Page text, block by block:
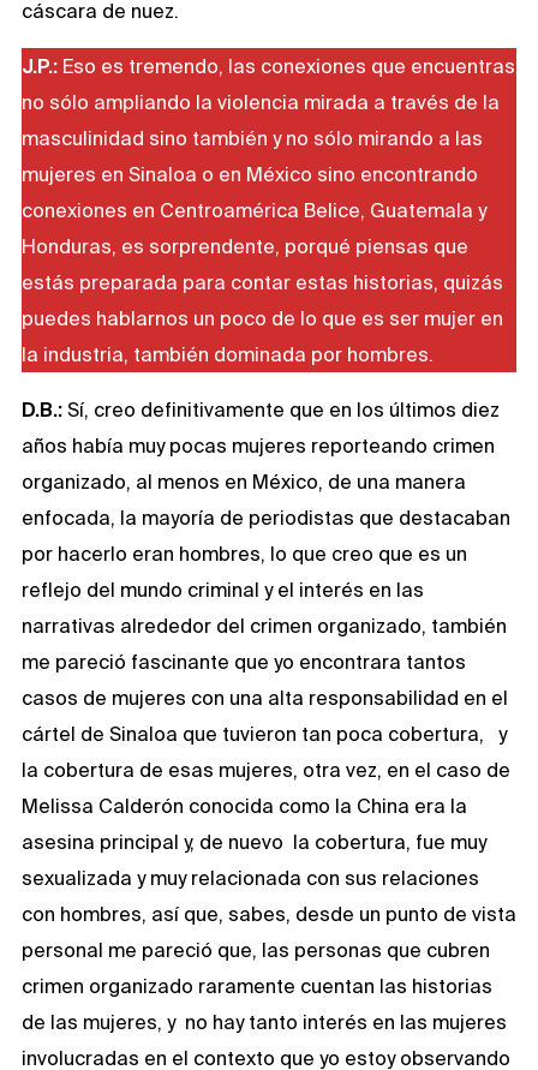
cáscara de nuez.
J.P.: Eso es tremendo, las conexiones que encuentras
no sólo ampliando la violencia mirada a través de la
masculinidad sino también y no sólo mirando a las
mujeres en Sinaloa o en México sino encontrando
conexiones en Centroamérica Belice, Guatemala y
Honduras, es sorprendente, porqué piensas que
estás preparada para contar estas historias, quizás
puedes hablarnos un poco de lo que es ser mujer en
la industria, también dominada por hombres.
D.B.: Sí, creo definitivamente que en los últimos diez
años había muy pocas mujeres reporteando crimen
organizado, al menos en México, de una manera
enfocada, la mayoría de periodistas que destacaban
por hacerlo eran hombres, lo que creo que es un
reflejo del mundo criminal y el interés en las
narrativas alrededor del crimen organizado, también
me pareció fascinante que yo encontrara tantos
casos de mujeres con una alta responsabilidad en el
cártel de Sinaloa que tuvieron tan poca cobertura, y
la cobertura de esas mujeres, otra vez, en el caso de
Melissa Calderón conocida como la China era la
asesina principal y, de nuevo la cobertura, fue muy
sexualizada y muy relacionada con sus relaciones
con hombres, así que, sabes, desde un punto de vista
personal me pareció que, las personas que cubren
crimen organizado raramente cuentan las historias
de las mujeres, y no hay tanto interés en las mujeres
involucradas en el contexto que yo estoy observando